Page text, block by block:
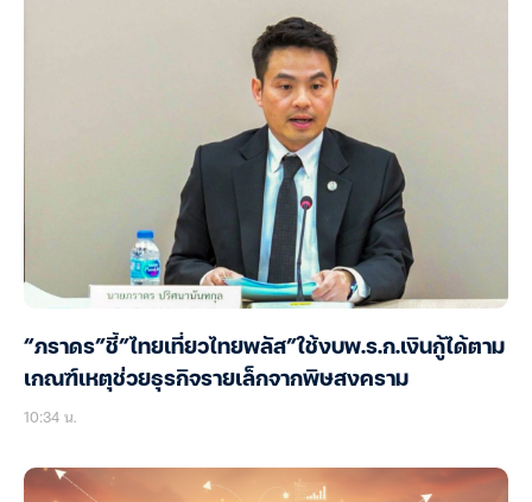
“ภราดร”ชี้”ไทยเที่ยวไทยพลัส”ใช้งบพ.ร.ก.เงินกู้ได้ตาม
เกณฑ์เหตุช่วยธุรกิจรายเล็กจากพิษสงคราม
10:34 น.